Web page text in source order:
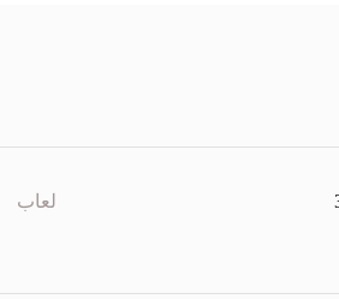
لعاب